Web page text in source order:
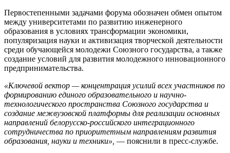
Первостепенными задачами форума обозначен обмен опытом
между университетами по развитию инженерного
образования в условиях трансформации экономики,
популяризация науки и активизация творческой деятельности
среди обучающейся молодежи Союзного государства, а также
создание условий для развития молодежного инновационного
предпринимательства.
«Ключевой вектор — концентрация усилий всех участников по
формированию единого образовательного и научно-
технологического пространства Союзного государства и
создание межвузовской платформы для реализации основных
направлений белорусско-российского интеграционного
сотрудничества по приоритетным направлениям развития
образования, науки и техники», — пояснили в пресс-службе.